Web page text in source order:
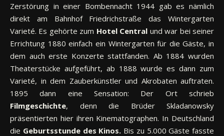
Zerstörung in einer Bombennacht 1944 gab es nämlich
direkt am Bahnhof Friedrichstraße das Wintergarten
Varieté. Es gehörte zum Hotel Central und war bei seiner
Errichtung 1880 einfach ein Wintergarten für die Gäste, in
dem auch erste Konzerte stattfanden. Ab 1884 wurden
Theaterstücke aufgeführt, ab 1888 wurde es dann zum
Varieté, in dem Zauberkünstler und Akrobaten auftraten.
1895 dann eine Sensation: Der Ort schrieb
Filmgeschichte, denn die Brüder Skladanowsky
präsentierten hier ihren Kinematographen. In Deutschland
die Geburtsstunde des Kinos. Bis zu 5.000 Gäste fasste